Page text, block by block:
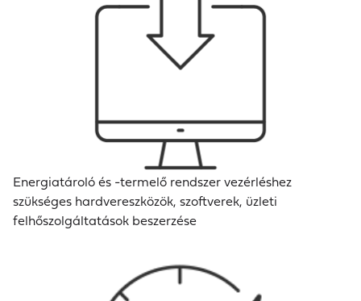
Energiatároló és -termelő rendszer vezérléshez
szükséges hardvereszközök, szoftverek, üzleti
felhőszolgáltatások beszerzése